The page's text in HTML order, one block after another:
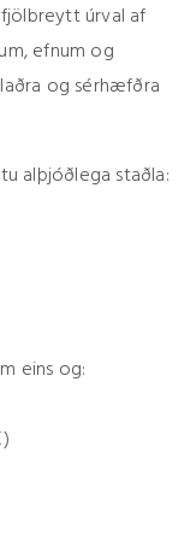
úrval af
efnum og
og sérhæfðra
alþjóðlega staðla:
eins og: